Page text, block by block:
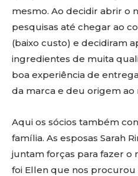
mesmo. Ao decidir abrir o
pesquisas até chegar ao
(baixo custo) e decidiram
ingredientes de muita
boa experiência de
da marca e deu origem ao
Aqui os sócios também
família. As esposas Sarah
juntam forças para fazer o
foi Ellen que nos